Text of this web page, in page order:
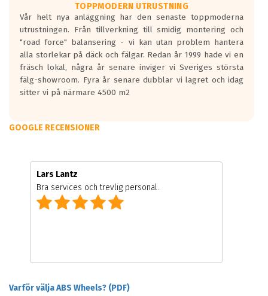
TOPPMODERN UTRUSTNING
Vår helt nya anläggning har den senaste toppmoderna
utrustningen. Från tillverkning till smidig montering och
"road force" balansering - vi kan utan problem hantera
alla storlekar på däck och fälgar. Redan år 1999 hade vi en
fräsch lokal, några år senare inviger vi Sveriges största
fälg-showroom. Fyra år senare dubblar vi lagret och idag
sitter vi på närmare 4500 m2
GOOGLE RECENSIONER
Lars Lantz
Bra services och trevlig personal.
Varför välja ABS Wheels? (PDF)